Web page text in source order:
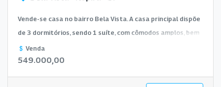
Vende-se casa no bairro Bela Vista. A casa principal dispõe
de 3 dormitórios, sendo 1 suíte, com cômodos amplos, bem
distribuídos, excelente ventilação e ótima iluminação
natural. Conta ainda com casa nos fundos (edícula)
Venda
549.000,00